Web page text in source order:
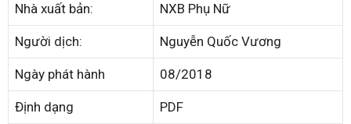
Nhà xuất bản: NXB Phụ Nữ
Người dịch: Nguyễn Quốc Vương
Ngày phát hành 08/2018
Định dạng PDF